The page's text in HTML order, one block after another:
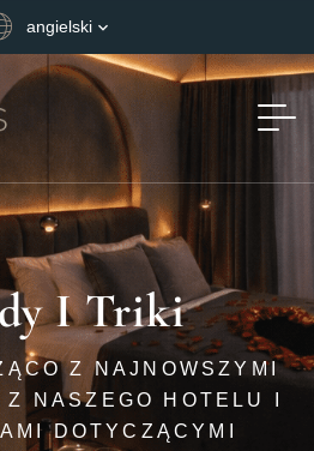
angielski
I Triki
Z NAJNOWSZYMI
NASZEGO HOTELU I
DOTYCZĄCYMI